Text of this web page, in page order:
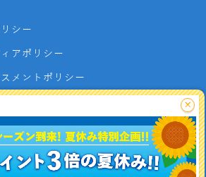
シー
アポリシー
メントポリシー
方法
×